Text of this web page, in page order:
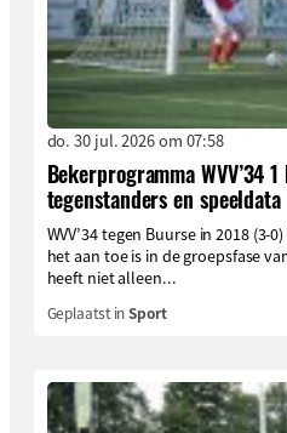
do. 30 jul. 2026 om 07:58
Bekerprogramma WVV’34
tegenstanders en speeldata
WVV’34 tegen Buurse in 2018 (3-
het aan toe is in de groepsfase
heeft niet alleen...
Geplaatst inSport